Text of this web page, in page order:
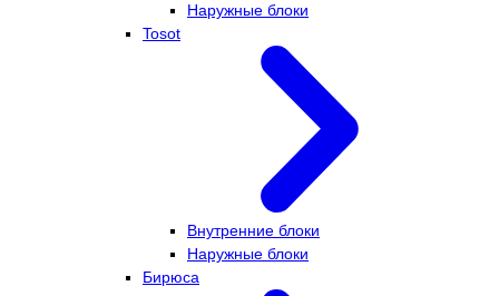
Наружные блоки
Tosot
Внутренние блоки
Наружные блоки
Бирюса